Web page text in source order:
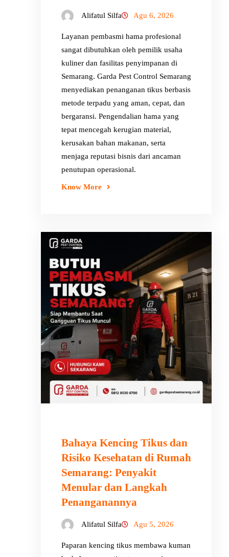
Alifatul Silfa Agu 6, 2026
Layanan pembasmi hama profesional
sangat dibutuhkan oleh pemilik usaha
kuliner dan fasilitas penyimpanan di
Semarang. Garda Pest Control Semarang
menyediakan penanganan tikus berbasis
metode terpadu yang aman, cepat, dan
bergaransi. Pengendalian hama yang
tepat mencegah kerugian material,
kerusakan bahan makanan, serta
menjaga reputasi bisnis dari ancaman
penutupan operasional.
Know More
Bahaya Kencing Tikus dan
Risiko Kesehatan di Rumah
Semarang: Penyakit
Menular dan Langkah
Penanganannya
Alifatul Silfa Agu 5, 2026
Paparan kencing tikus membawa kuman